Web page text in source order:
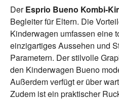
DerEsprio Bueno Kombi-
Begleiter für Eltern. Die
Kinderwagen umfassen eine
einzigartiges Aussehen und
Parametern. Der stilvolle
den Kinderwagen Bueno
Außerdem verfügt er über
Zudem ist ein praktischer